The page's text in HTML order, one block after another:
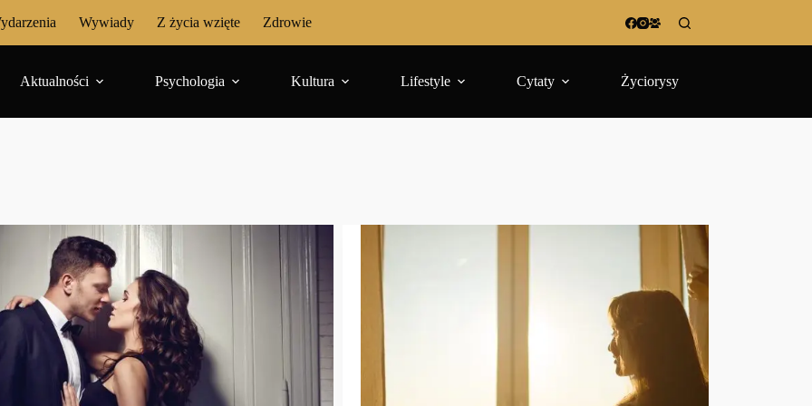
Wywiady Z życia wzięte Zdrowie
Aktualności Psychologia Kultura Lifestyle Cytaty Życiorysy